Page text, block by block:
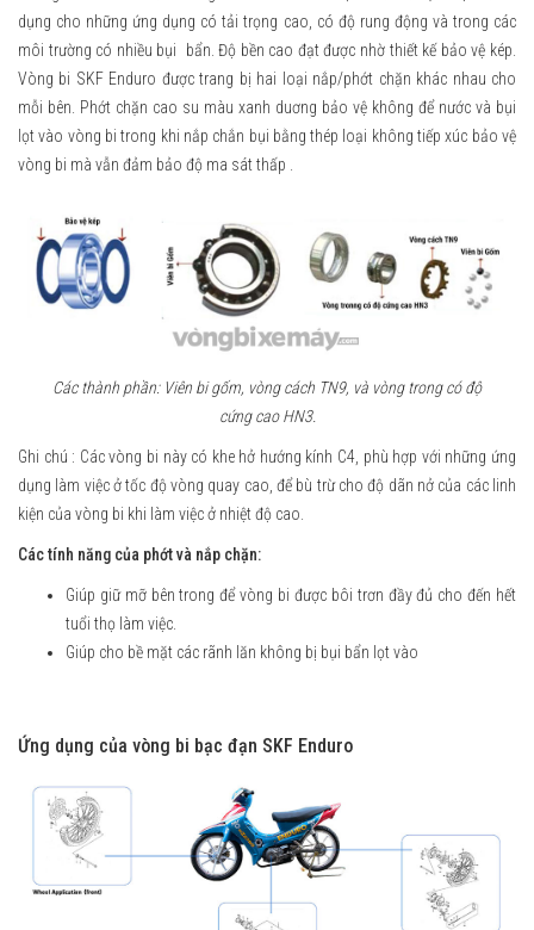
dụng cho những ứng dụng có tải trọng cao, có độ rung động và trong các
môi trường có nhiều bụi bẩn. Độ bền cao đạt được nhờ thiết kế bảo vệ kép.
Vòng bi SKF Enduro được trang bị hai loại nắp/phớt chặn khác nhau cho
mỗi bên. Phớt chặn cao su màu xanh duơng bảo vệ không để nước và bụi
lọt vào vòng bi trong khi nắp chắn bụi bằng thép loại không tiếp xúc bảo vệ
vòng bi mà vẫn đảm bảo độ ma sát thấp .
Các thành phần: Viên bi gốm, vòng cách TN9, và vòng trong có độ
cứng cao HN3.
Ghi chú : Các vòng bi này có khe hở hướng kính C4, phù hợp với những ứng
dụng làm việc ở tốc độ vòng quay cao, để bù trừ cho độ dãn nở của các linh
kiện của vòng bi khi làm việc ở nhiệt độ cao.
Các tính năng của phớt và nắp chặn:
Giúp giữ mỡ bên trong để vòng bi được bôi trơn đầy đủ cho đến hết
tuổi thọ làm việc.
Giúp cho bề mặt các rãnh lăn không bị bụi bẩn lọt vào
Ứng dụng của vòng bi bạc đạn SKF Enduro